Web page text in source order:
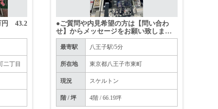
円 43.2
二丁目
●ご質問や内見希望の方は【問い合わ
せ】からメッセージをお願い致します
●※お電話はお控えください。
最寄駅 八王子駅/5分
所在地 東京都八王子市東町
現況 スケルトン
階 / 坪 4階 / 66.19坪